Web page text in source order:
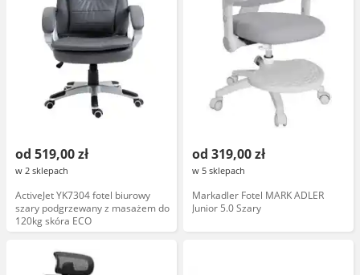
od 519,00 zł
w 2 sklepach
ActiveJet YK7304 fotel biurowy
szary podgrzewany z masażem do
120kg skóra ECO
od 319,00 zł
w 5 sklepach
Markadler Fotel MARK ADLER
Junior 5.0 Szary